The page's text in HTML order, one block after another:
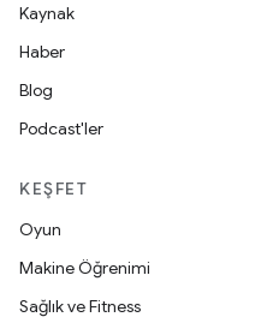
Kaynak
Haber
Blog
Podcast'ler
KEŞFET
Oyun
Makine Öğrenimi
Sağlık ve Fitness